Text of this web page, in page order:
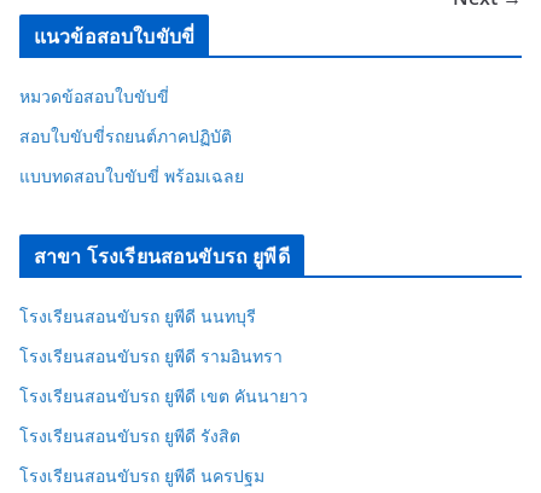
แนวข้อสอบใบขับขี่
หมวดข้อสอบใบขับขี่
สอบใบขับขี่รถยนต์ภาคปฏิบัติ
แบบทดสอบใบขับขี่ พร้อมเฉลย
สาขา โรงเรียนสอนขับรถ ยูพีดี
โรงเรียนสอนขับรถ ยูพีดี นนทบุรี
โรงเรียนสอนขับรถ ยูพีดี รามอินทรา
โรงเรียนสอนขับรถ ยูพีดี เขต คันนายาว
โรงเรียนสอนขับรถ ยูพีดี รังสิต
โรงเรียนสอนขับรถ ยูพีดี นครปฐม